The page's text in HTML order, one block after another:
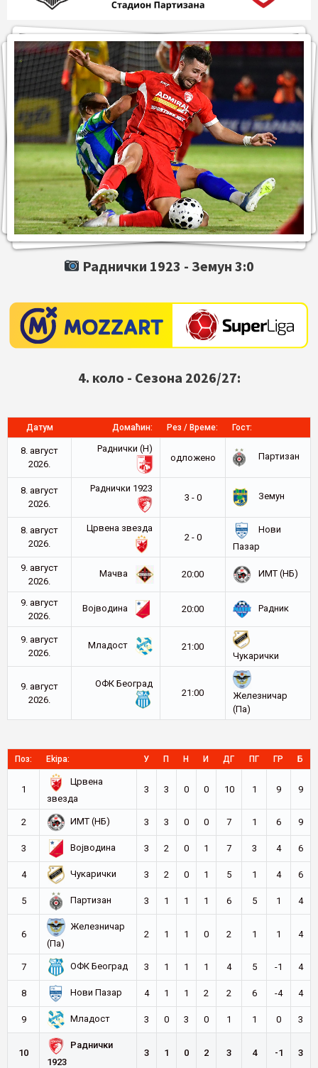
Раднички 1923 -Земун 3:0
4. коло - Сезона 2026/27:
Датум Домаћин: Рез / Време: Гост:
8. август
2026.
Раднички (Н)
oдложено
Партизан
8. август
2026.
Раднички 1923
3 - 0
Земун
8. август
2026.
Црвена звезда
2 - 0
Нови
Пазар
9. август
2026.
Мачва 20:00 ИМТ (НБ)
9. август
2026.
Војводина 20:00 Радник
9. август
2026.
Младост
21:00
Чукарички
9. август
2026.
ОФК Београд
21:00
Железничар
(Па)
Поз: Ekipa: У П Н И ДГ ПГ ГР Б
1
Црвена
звезда
3 3 0 0 10 1 9 9
2 ИМТ (НБ) 3 3 0 0 7 1 6 9
3 Војводина 3 2 0 1 7 3 4 6
4 Чукарички 3 2 0 1 5 1 4 6
5 Партизан 3 1 1 1 6 5 1 4
6
Железничар
(Па)
2 1 1 0 2 1 1 4
7 ОФК Београд 3 1 1 1 4 5 -1 4
8 Нови Пазар 4 1 1 2 2 6 -4 4
9 Младост 3 0 3 0 1 1 0 3
10
Раднички
1923
3 1 0 2 3 4 -1 3